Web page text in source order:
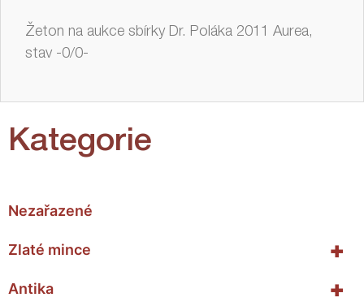
Kategorie
Nezařazené
+
Zlaté mince
+
Antika
Žeton na aukce sbírky Dr. Poláka 2011 Aurea,
stav -0/0-